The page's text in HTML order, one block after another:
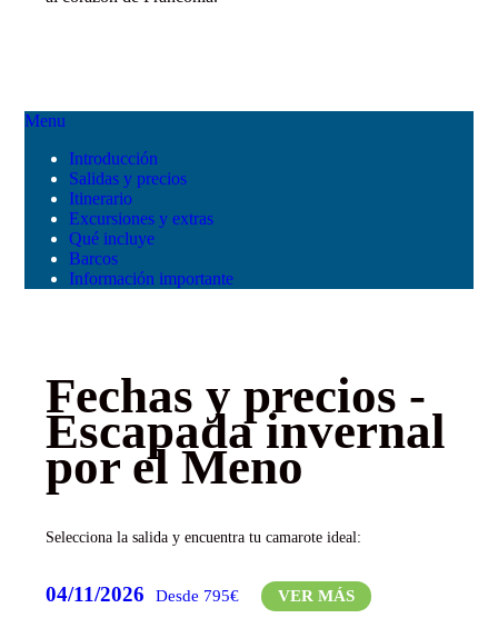
Menu
Introducción
Salidas y precios
Itinerario
Excursiones y extras
Qué incluye
Barcos
Información importante
Fechas y precios -
Escapada invernal
por el Meno
Selecciona la salida y encuentra tu camarote ideal:
04/11/2026 Desde 795€ VER MÁS